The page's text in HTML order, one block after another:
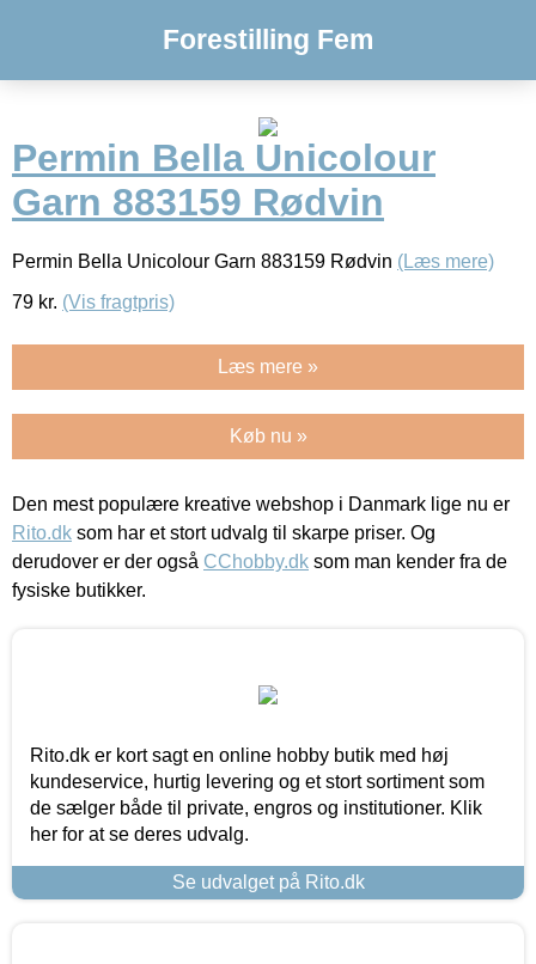
Forestilling Fem
Permin Bella Unicolour
Garn 883159 Rødvin
Permin Bella Unicolour Garn 883159 Rødvin (Læs mere)
79 kr. (Vis fragtpris)
Læs mere »
Køb nu »
Den mest populære kreative webshop i Danmark lige nu er
Rito.dk som har et stort udvalg til skarpe priser. Og
derudover er der også CChobby.dk som man kender fra de
fysiske butikker.
Rito.dk er kort sagt en online hobby butik med høj
kundeservice, hurtig levering og et stort sortiment som
de sælger både til private, engros og institutioner. Klik
her for at se deres udvalg.
Se udvalget på Rito.dk